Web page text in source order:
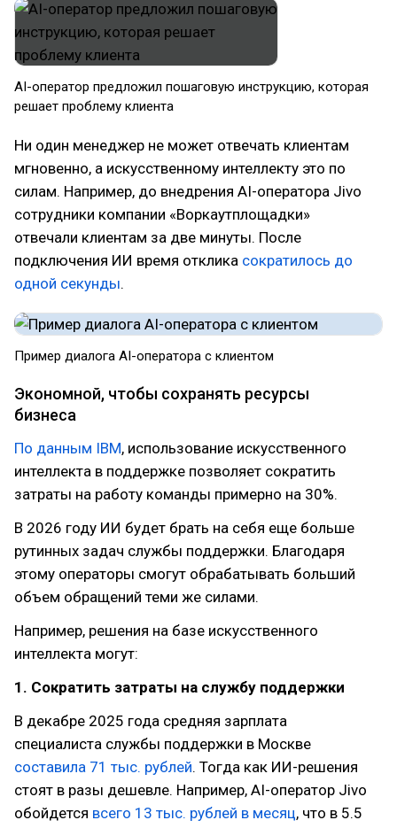
AI-оператор предложил пошаговую инструкцию, которая
решает проблему клиента
Ни один менеджер не может отвечать клиентам
мгновенно, а искусственному интеллекту это по
силам. Например, до внедрения AI-оператора Jivo
сотрудники компании «Воркаутплощадки»
отвечали клиентам за две минуты. После
подключения ИИ время отклика сократилось до
одной секунды.
Пример диалога AI-оператора с клиентом
Экономной, чтобы сохранять ресурсы
бизнеса
По данным IBM, использование искусственного
интеллекта в поддержке позволяет сократить
затраты на работу команды примерно на 30%.
В 2026 году ИИ будет брать на себя еще больше
рутинных задач службы поддержки. Благодаря
этому операторы смогут обрабатывать больший
объем обращений теми же силами.
Например, решения на базе искусственного
интеллекта могут:
1. Сократить затраты на службу поддержки
В декабре 2025 года средняя зарплата
специалиста службы поддержки в Москве
составила 71 тыс. рублей. Тогда как ИИ-решения
стоят в разы дешевле. Например, AI-оператор Jivo
обойдется всего 13 тыс. рублей в месяц, что в 5.5